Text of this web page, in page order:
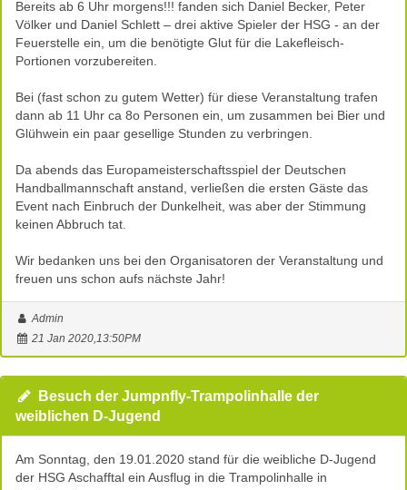
Bereits ab 6 Uhr morgens!!! fanden sich Daniel Becker, Peter
Völker und Daniel Schlett – drei aktive Spieler der HSG - an der
Feuerstelle ein, um die benötigte Glut für die Lakefleisch-
Portionen vorzubereiten.
Bei (fast schon zu gutem Wetter) für diese Veranstaltung trafen
dann ab 11 Uhr ca 8o Personen ein, um zusammen bei Bier und
Glühwein ein paar gesellige Stunden zu verbringen.
Da abends das Europameisterschaftsspiel der Deutschen
Handballmannschaft anstand, verließen die ersten Gäste das
Event nach Einbruch der Dunkelheit, was aber der Stimmung
keinen Abbruch tat.
Wir bedanken uns bei den Organisatoren der Veranstaltung und
freuen uns schon aufs nächste Jahr!
Admin
21 Jan 2020,13:50PM
Besuch der Jumpnfly-Trampolinhalle der
weiblichen D-Jugend
Am Sonntag, den 19.01.2020 stand für die weibliche D-Jugend
der HSG Aschafftal ein Ausflug in die Trampolinhalle in